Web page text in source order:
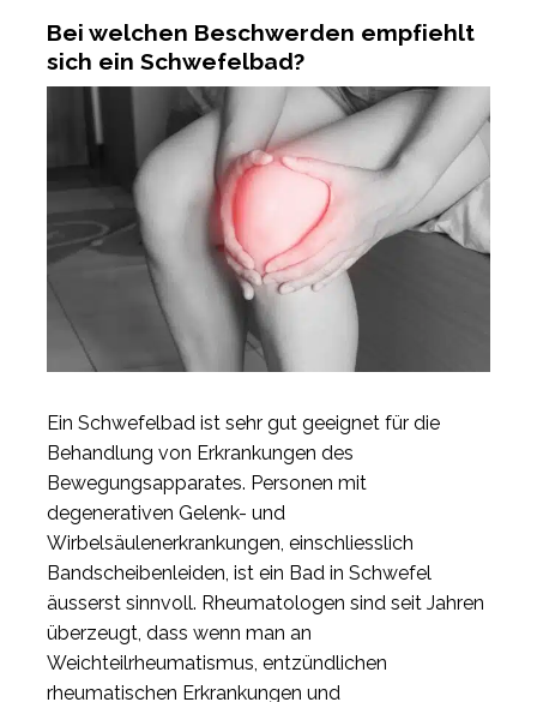
Bei welchen Beschwerden empfiehlt
sich ein Schwefelbad?
Ein Schwefelbad ist sehr gut geeignet für die
Behandlung von Erkrankungen des
Bewegungsapparates. Personen mit
degenerativen Gelenk- und
Wirbelsäulenerkrankungen, einschliesslich
Bandscheibenleiden, ist ein Bad in Schwefel
äusserst sinnvoll. Rheumatologen sind seit Jahren
überzeugt, dass wenn man an
Weichteilrheumatismus, entzündlichen
rheumatischen Erkrankungen und